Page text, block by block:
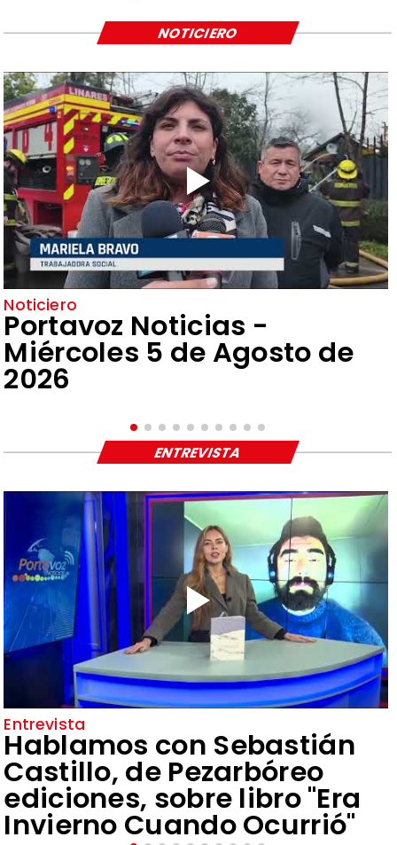
Noticiero
Portavoz Noticias -
Miércoles 5 de Agosto de
2026
NOTICIERO
Entrevista
Hablamos con Sebastián
Castillo, de Pezarbóreo
ediciones, sobre libro "Era
Invierno Cuando Ocurrió"
ENTREVISTA